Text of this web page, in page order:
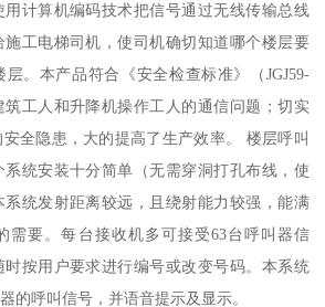
计算机编码技术把信号通过无线传输总线
工电梯司机，使司机确切知道哪个楼层要
。本产品符合《安全检查标准》（JGJ59-
工人和升降机操作工人的通信问题；切实
全隐患，大的提高了生产效率。 楼层呼叫
统安装十分简单（无需穿洞打孔布线，使
统发射距离较远，且绕射能力较强，能满
需要。每台接收机多可接受63台呼叫器信
按用户要求进行编号或改变号码。本系统
的呼叫信号，并语音提示及显示。